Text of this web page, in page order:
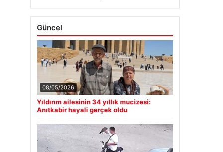
Güncel
08/05/2026
Yıldırım ailesinin 34 yıllık mucizesi:
Anıtkabir hayali gerçek oldu